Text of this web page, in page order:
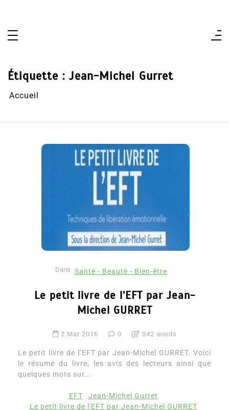
Étiquette : Jean-Michel Gurret
Accueil
Dans Santé - Beauté - Bien-être
Le petit livre de l’EFT par Jean-
Michel GURRET
2 Mar 2016 0 342 words
Le petit livre de l’EFT par Jean-Michel GURRET. Voici
le résumé du livre, les avis des lecteurs ainsi que
quelques mots sur...
EFT
Jean-Michel Gurret
Le petit livre de l'EFT par Jean-Michel GURRET